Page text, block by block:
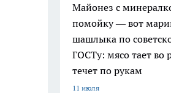
Майонез с
помойку — вот
шашлыка по
ГОСТу: мясо тает во
течет по рукам
11 июля